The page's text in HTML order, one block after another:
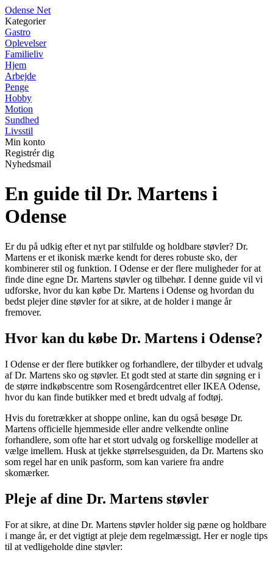
Odense Net
Kategorier
Gastro
Oplevelser
Familieliv
Hjem
Arbejde
Penge
Hobby
Motion
Sundhed
Livsstil
Min konto
Registrér dig
Nyhedsmail
En guide til Dr. Martens i
Odense
Er du på udkig efter et nyt par stilfulde og holdbare støvler? Dr.
Martens er et ikonisk mærke kendt for deres robuste sko, der
kombinerer stil og funktion. I Odense er der flere muligheder for at
finde dine egne Dr. Martens støvler og tilbehør. I denne guide vil vi
udforske, hvor du kan købe Dr. Martens i Odense og hvordan du
bedst plejer dine støvler for at sikre, at de holder i mange år
fremover.
Hvor kan du købe Dr. Martens i Odense?
I Odense er der flere butikker og forhandlere, der tilbyder et udvalg
af Dr. Martens sko og støvler. Et godt sted at starte din søgning er i
de større indkøbscentre som Rosengårdcentret eller IKEA Odense,
hvor du kan finde butikker med et bredt udvalg af fodtøj.
Hvis du foretrækker at shoppe online, kan du også besøge Dr.
Martens officielle hjemmeside eller andre velkendte online
forhandlere, som ofte har et stort udvalg og forskellige modeller at
vælge imellem. Husk at tjekke størrelsesguiden, da Dr. Martens sko
som regel har en unik pasform, som kan variere fra andre
skomærker.
Pleje af dine Dr. Martens støvler
For at sikre, at dine Dr. Martens støvler holder sig pæne og holdbare
i mange år, er det vigtigt at pleje dem regelmæssigt. Her er nogle tips
til at vedligeholde dine støvler: